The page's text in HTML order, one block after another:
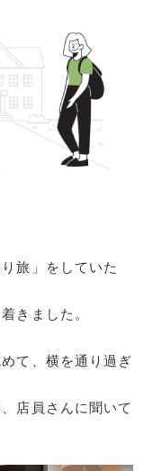
旅」をしていた
きました。
て、横を通り過ぎ
店員さんに聞いて